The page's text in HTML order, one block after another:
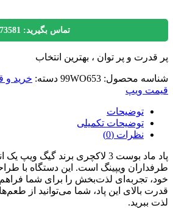
تماس بگیرید: 09102073581
و پر توان ، بهترین انتخاب
محصول:99WO653 دسته:خرید و قیمت
ویپ
توضیحات
توضیحات تکمیلی
نظرات (0)
پاد ماد بوست 3 لاکچری برند گیگ ویپ یک
ویپینگ است. این دستگاه با طراحی
تجربه‌ای لذت‌بخش را برای شما فراهم
بالای این پاد، شما می‌توانید از